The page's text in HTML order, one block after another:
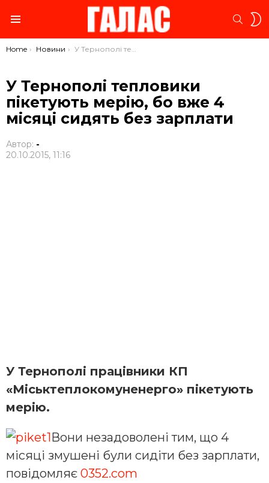
You are here:
Home Новини У Тернополі тепловики пікетують мерію, бо вже 4 місяці сидять без зарплати
У Тернополі тепловики
пікетують мерію, бо вже 4
місяці сидять без зарплати
Автор: -
20.10.2015, 11:16
У Тернополі працівники КП
«Міськтеплокомуненерго» пікетують
мерію.
Вони незадоволені тим, що 4
місяці змушені були сидіти без зарплати,
повідомляє 0352.com